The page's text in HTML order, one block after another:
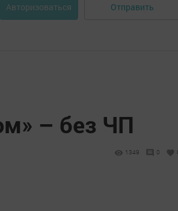
Авторизоваться Отправить
– без ЧП
1349 0